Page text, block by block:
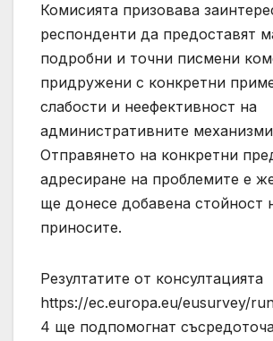
Комисията призовава
респонденти да предоставят
подробни и точни писмени
придружени с конкретни
слабости и неефективност на
административните
Отправянето на конкретни
адресиране на проблемите е
ще донесе добавена стойност
приносите.
Резултатите от консултацията
https://ec.europa.eu/eusurvey/
4 ще подпомогнат